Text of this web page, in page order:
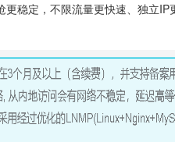
稳定，不限流量更快速、独立